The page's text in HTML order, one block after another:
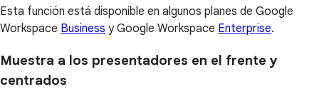
Esta función está disponible en algunos planes de Google
Workspace Business y Google Workspace Enterprise.
Muestra a los presentadores en el frente y
centrados